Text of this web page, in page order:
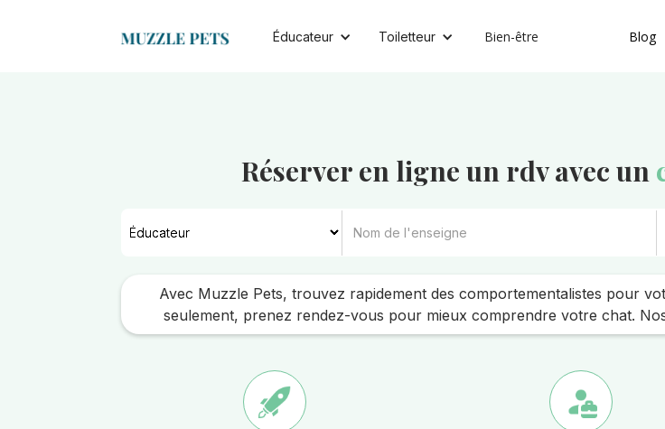
Éducateur Toiletteur Bien-être Blog
Réserver en ligne un rdv avec un
Avec Muzzle Pets, trouvez rapidement des comportementalistes pour
seulement, prenez rendez-vous pour mieux comprendre votre chat.